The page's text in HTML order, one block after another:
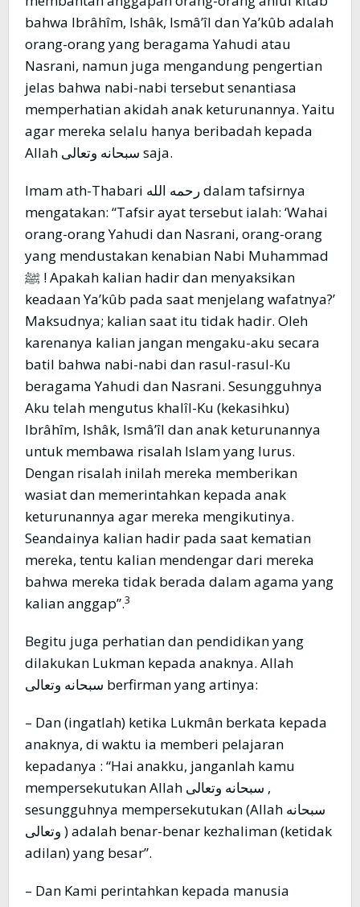
bahwa Ibrâhîm, Ishâk, Ismâ’îl dan Ya’kûb adalah
orang-orang yang beragama Yahudi atau
Nasrani, namun juga mengandung pengertian
jelas bahwa nabi-nabi tersebut senantiasa
memperhatian akidah anak keturunannya. Yaitu
agar mereka selalu hanya beribadah kepada
Allah سبحانه وتعالى saja.
Imam ath-Thabari رحمه الله dalam tafsirnya
mengatakan: “Tafsir ayat tersebut ialah: ‘Wahai
orang-orang Yahudi dan Nasrani, orang-orang
yang mendustakan kenabian Nabi Muhammad
ﷺ ! Apakah kalian hadir dan menyaksikan
keadaan Ya’kûb pada saat menjelang wafatnya?’
Maksudnya; kalian saat itu tidak hadir. Oleh
karenanya kalian jangan mengaku-aku secara
batil bahwa nabi-nabi dan rasul-rasul-Ku
beragama Yahudi dan Nasrani. Sesungguhnya
Aku telah mengutus khalîl-Ku (kekasihku)
Ibrâhîm, Ishâk, Ismâ’îl dan anak keturunannya
untuk membawa risalah Islam yang lurus.
Dengan risalah inilah mereka memberikan
wasiat dan memerintahkan kepada anak
keturunannya agar mereka mengikutinya.
Seandainya kalian hadir pada saat kematian
mereka, tentu kalian mendengar dari mereka
bahwa mereka tidak berada dalam agama yang
kalian anggap”.3
Begitu juga perhatian dan pendidikan yang
dilakukan Lukman kepada anaknya. Allah
سبحانه وتعالى berfirman yang artinya:
– Dan (ingatlah) ketika Lukmân berkata kepada
anaknya, di waktu ia memberi pelajaran
kepadanya : “Hai anakku, janganlah kamu
mempersekutukan Allah سبحانه وتعالى ,
sesungguhnya mempersekutukan (Allah سبحانه
وتعالى ) adalah benar-benar kezhaliman (ketidak
adilan) yang besar”.
– Dan Kami perintahkan kepada manusia